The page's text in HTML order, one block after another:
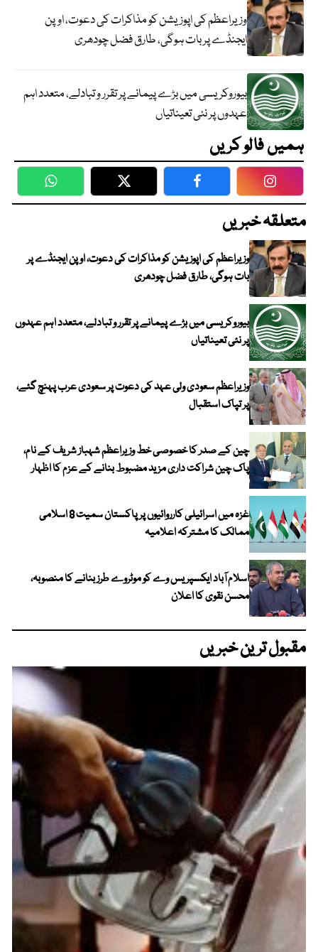
وزیراعظم کی اپوزیشن کو مذاکرات کی دعوت، اوپن
ایجنڈے پر بات ہوگی، طارق فضل چودھری
بیوروکریسی میں بڑے پیمانے پر تقرر و تبادلے، متعدد اہم
عہدوں پر نئی تعیناتیاں
ہمیں فالو کریں
WhatsApp Twitter Facebook
متعلقہ خبریں
وزیراعظم کی اپوزیشن کو مذاکرات کی دعوت، اوپن ایجنڈے پر
بات ہوگی، طارق فضل چودھری
بیوروکریسی میں بڑے پیمانے پر تقرر و تبادلے، متعدد اہم عہدوں
پر نئی تعیناتیاں
وزیراعظم سعودی ولی عہد کی دعوت پر سعودی عرب پہنچ گئے،
پر تپاک استقبال
چین کے صدر کا خصوصی خط وزیراعظم شہباز شریف کے نام،
پاک چین شراکت داری مزید مضبوط بنانے کے عزم کا اظہار
غزہ میں اسرائیلی کارروائیوں پر پاکستان سمیت 8 اسلامی
ممالک کا مشترکہ اعلامیہ
اسلام آباد ایکسپریس وے کو موٹروے طرز بنانے کا منصوبہ،
محسن نقوی کا اعلان
مقبول ترین خبریں